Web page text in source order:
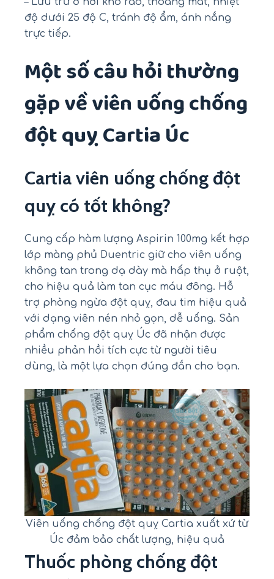
độ dưới 25 độ C, tránh độ ẩm, ánh nắng
trực tiếp.
Một số câu hỏi thường
gặp về viên uống chống
đột quỵ Cartia Úc
Cartia viên uống chống đột
quỵ có tốt không?
Cung cấp hàm lượng Aspirin 100mg kết hợp
lớp màng phủ Duentric giữ cho viên uống
không tan trong dạ dày mà hấp thụ ở ruột,
cho hiệu quả làm tan cục máu đông. Hỗ
trợ phòng ngừa đột quỵ, đau tim hiệu quả
với dạng viên nén nhỏ gọn, dễ uống. Sản
phẩm chống đột quỵ Úc đã nhận được
nhiều phản hồi tích cực từ người tiêu
dùng, là một lựa chọn đúng đắn cho bạn.
Viên uống chống đột quỵ Cartia xuất xứ từ
Úc đảm bảo chất lượng, hiệu quả
Thuốc phòng chống đột